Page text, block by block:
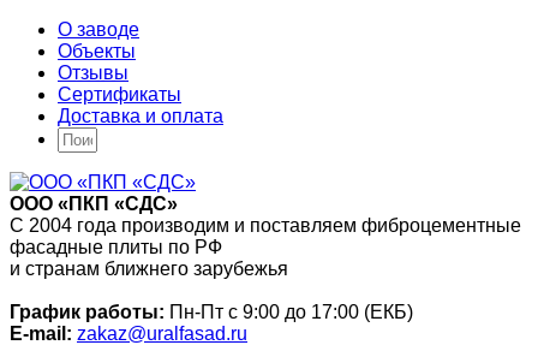
О заводе
Объекты
Отзывы
Сертификаты
Доставка и оплата
ООО «ПКП «СДС»
С 2004 года производим и поставляем фиброцементные
фасадные плиты по РФ
и странам ближнего зарубежья
График работы: Пн-Пт с 9:00 до 17:00 (ЕКБ)
E-mail: zakaz@uralfasad.ru